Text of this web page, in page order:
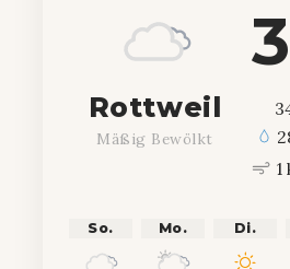
Rottweil
Mäßig Bewölkt
So. Mo. Di.